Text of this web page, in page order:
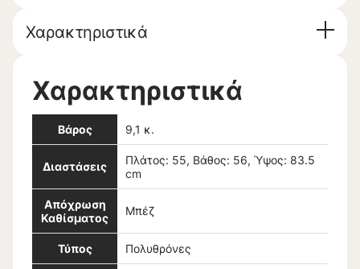
Χαρακτηριστικά
Χαρακτηριστικά
Βάρος 9,1 κ.
Διαστάσεις
Πλάτος: 55, Βάθος: 56, Ύψος: 83.5
cm
Απόχρωση
Καθίσματος
Μπέζ
Τύπος Πολυθρόνες